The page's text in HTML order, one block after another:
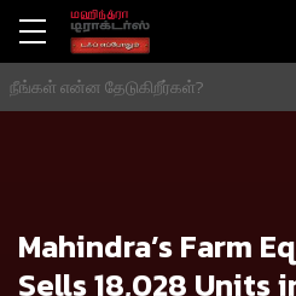
Mahindra’s Farm
Sells 18,028 Units